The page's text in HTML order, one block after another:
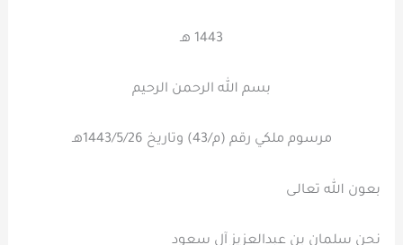
1443 هـ
بسم الله الرحمن الرحيم
مرسوم ملكي رقم (م/43) وتاريخ 1443/5/26هـ
بعون الله تعالـى
نحن سلمان بن عبدالعزيز آل سعود